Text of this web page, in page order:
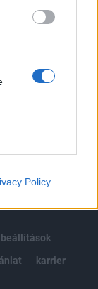
Policy
karrier